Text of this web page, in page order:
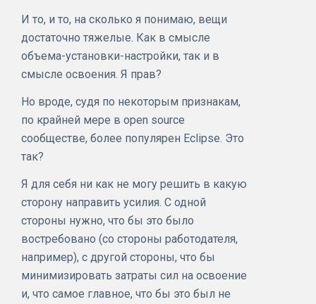
И то, и то, на сколько я понимаю, вещи
достаточно тяжелые. Как в смысле
объема-установки-настройки, так и в
смысле освоения. Я прав?
Но вроде, судя по некоторым признакам,
по крайней мере в open source
сообществе, более популярен Eclipse. Это
так?
Я для себя ни как не могу решить в какую
сторону направить усилия. С одной
стороны нужно, что бы это было
востребовано (со стороны работодателя,
например), с другой стороны, что бы
минимизировать затраты сил на освоение
и, что самое главное, что бы это был не